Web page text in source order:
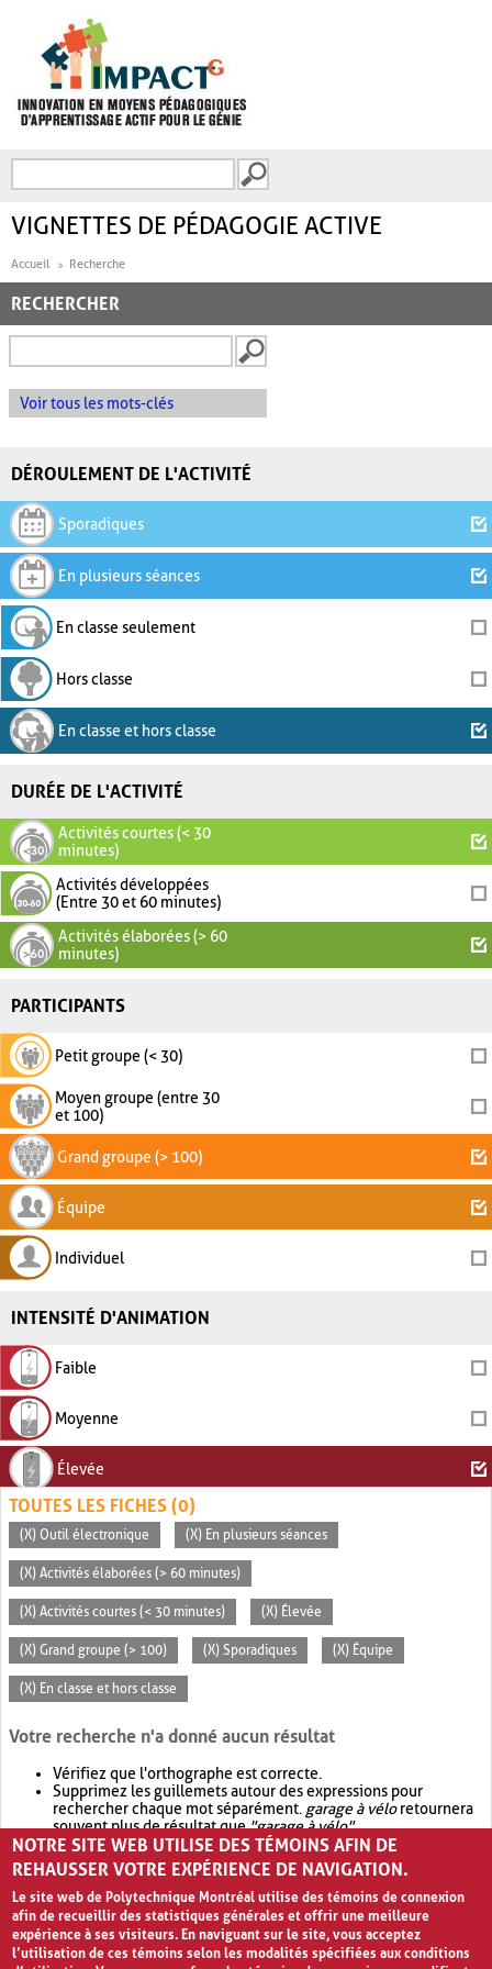
FORMULAIRE DE
VIGNETTES DE PÉDAGOGIE ACTIVE
Accueil Recherche
RECHERCHER
Voir tous les mots-clés
DÉROULEMENT DE L'ACTIVITÉ
Sporadiques
En plusieurs séances
En classe seulement
Hors classe
En classe et hors classe
DURÉE DE L'ACTIVITÉ
Activités courtes (< 30
minutes)
Activités développées
(Entre 30 et 60 minutes)
Activités élaborées (> 60
minutes)
PARTICIPANTS
Petit groupe (< 30)
Moyen groupe (entre 30
et 100)
Grand groupe (> 100)
Équipe
Individuel
INTENSITÉ D'ANIMATION
Faible
Moyenne
Élevée
TOUTES LES FICHES (0)
(X) Outil électronique (X) En plusieurs séances
(X) Activités élaborées (> 60 minutes)
(X) Activités courtes (< 30 minutes) (X) Élevée
(X) Grand groupe (> 100) (X) Sporadiques (X) Équipe
(X) En classe et hors classe
Votre recherche n'a donné aucun résultat
Vérifiez que l'orthographe est correcte.
Supprimez les guillemets autour des expressions pour
rechercher chaque mot séparément. garage à véloretournera
souvent plus de résultat que"garage à vélo".
Envisagez d'élargir votre recherche avec OR.garage OR vélo
retournera souvent plus de résultat quegarage à vélo
NOTRE SITE WEB UTILISE DES TÉMOINS AFIN DE
REHAUSSER VOTRE EXPÉRIENCE DE NAVIGATION.
Le site web de Polytechnique Montréal utilise des témoins de connexion
afin de recueillir des statistiques générales et offrir une meilleure
expérience à ses visiteurs. En naviguant sur le site, vous acceptez
l’utilisation de ces témoins selon les modalités spécifiées aux conditions